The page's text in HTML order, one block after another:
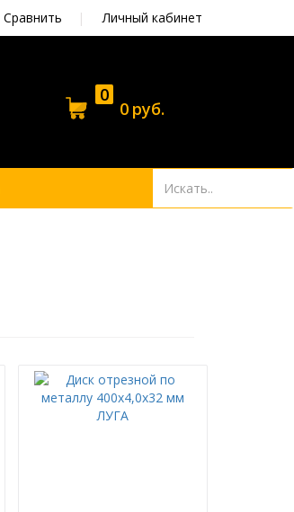
Сравнить | Личный кабинет
0
0 руб.